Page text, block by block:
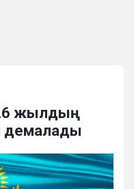
жылдың
демалады